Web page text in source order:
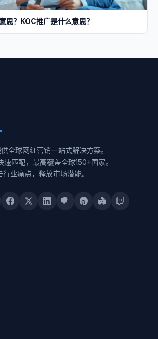
思？KOC推广是什么意思？
全球网红营销一站式解决方案。
匹配，最高覆盖全球150+国家。
业痛点，释放市场潜能。